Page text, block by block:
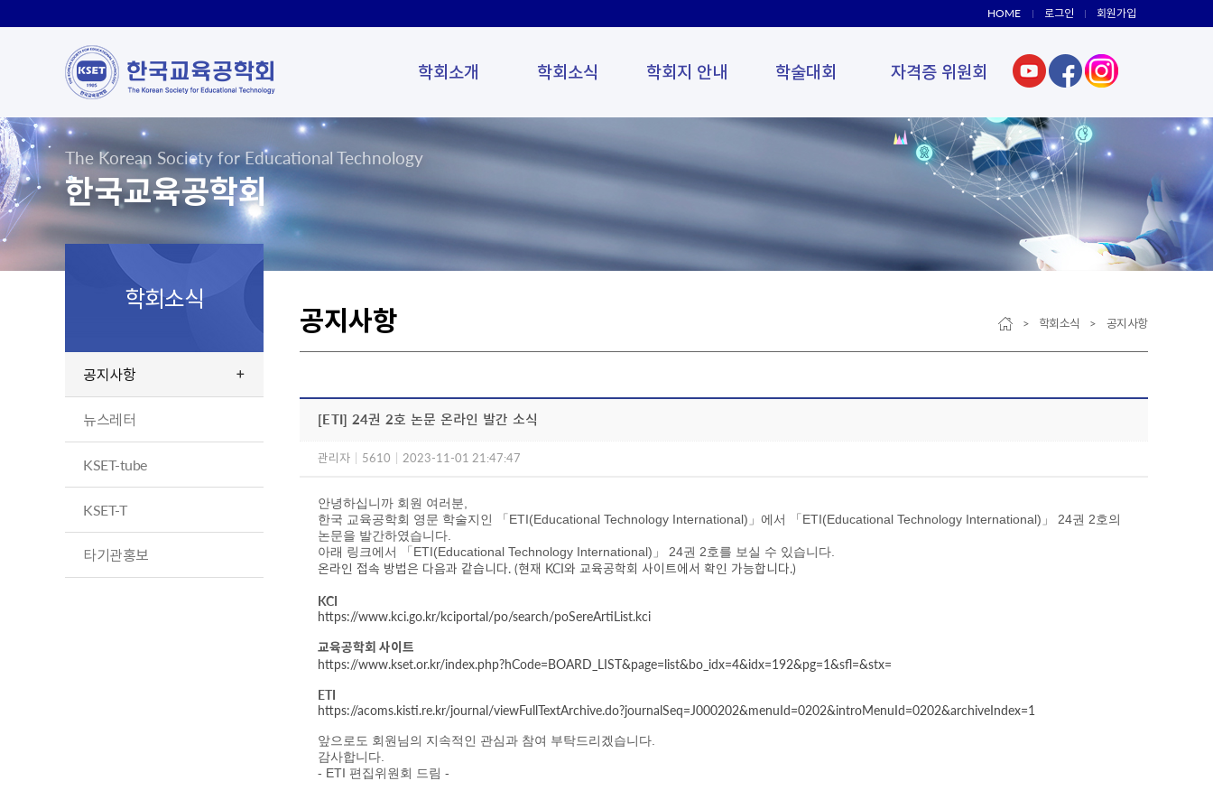
HOME 로그인 회원가입
학회소개 학회소식 학회지 안내 학술대회 자격증 위원회
The Korean Society for Educational Technology
한국교육공학회
학회소식
공지사항
뉴스레터
KSET-tube
KSET-T
타기관홍보
공지사항 > 학회소식 > 공지사항
[ETI] 24권 2호 논문 온라인 발간 소식
관리자 5610 2023-11-01 21:47:47
안녕하십니까 회원 여러분,
한국 교육공학회 영문 학술지인
「 ETI(Educational Technology International) 」에서 「 ETI(Educational Technology International) 」 24권 2호의
논문을 발간하였습니다.
아래 링크에서
「 ETI(Educational Technology International) 」 24권 2호를 보실 수 있습니다.
온라인 접속 방법은 다음과 같습니다. (현재 KCI와 교육공학회 사이트에서 확인 가능합니다.)
KCI
https://www.kci.go.kr/kciportal/po/search/poSereArtiList.kci
교육공학회 사이트
https://www.kset.or.kr/index.php?hCode=BOARD_LIST&page=list&bo_idx=4&idx=192&pg=1&sfl=&stx=
ETI
https://acoms.kisti.re.kr/journal/viewFullTextArchive.do?journalSeq=J000202&menuId=0202&introMenuId=0202&archiveIndex=1
앞으로도 회원님의 지속적인 관심과 참여 부탁드리겠습니다.
감사합니다.
- ETI 편집위원회 드림 -